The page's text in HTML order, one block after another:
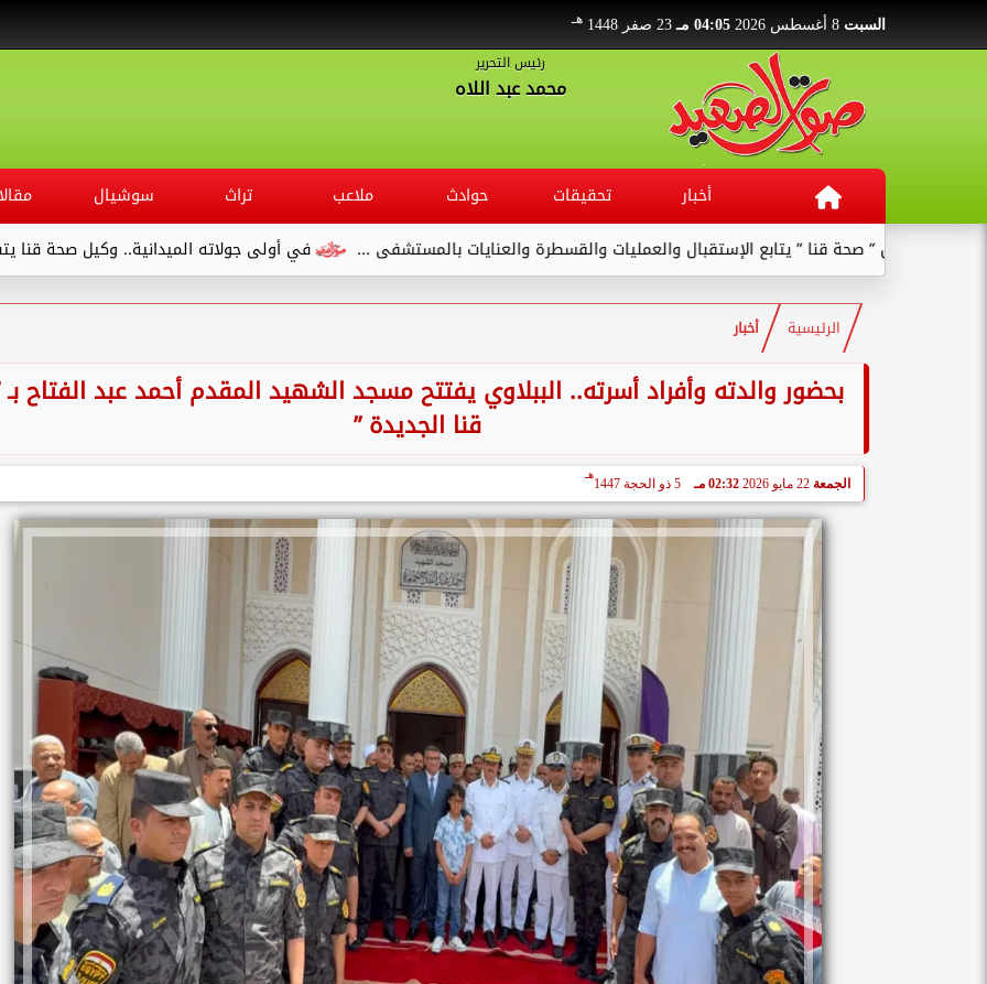
السبت 04:05 مـ 23 صفر 1448 هـ
رئيس التحرير
محمد عبد اللاه
أخبار تحقيقات حوادث ملاعب تراث سوشيال
في أولى جولاته الميدانية.. وكيل صحة قنا يتفقد مستشفى
قنا ” يتابع الإستقبال والعمليات والقسطرة والعنايات بالمستشفى ...
الرئيسية أخبار
بحضور والدته وأفراد أسرته.. الببلاوي يفتتح مسجد الشهيد المقدم أحمد عبد الفتاح بـ
قنا الجديدة ”
الجمعة 22 مايو 2026 02:32 مـ 5 ذو الحجة 1447
هـ